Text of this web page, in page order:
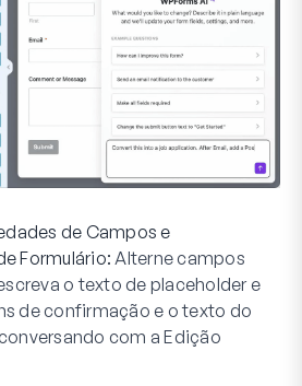
de Campos e
Formulário: Alterne campos
o texto de placeholder e
de confirmação e o texto do
com a Edição